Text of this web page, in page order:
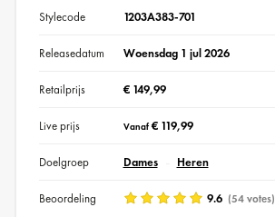
Stylecode 1203A383-701
Releasedatum Woensdag 1 jul 2026
Retailprijs € 149,99
Live prijs Vanaf€ 119,99
Doelgroep Dames Heren
Beoordeling 9.6 (54 votes)